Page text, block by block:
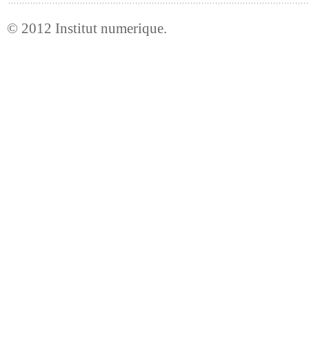
© 2012 Institut numerique.